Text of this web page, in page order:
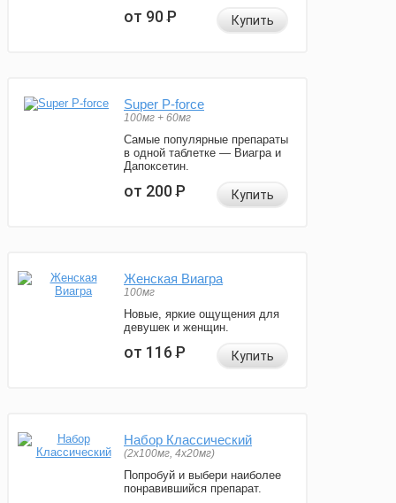
от 90Р Купить
Super P-force
100мг + 60мг
Самые популярные препараты
в одной таблетке — Виагра и
Дапоксетин.
от 200Р Купить
Женская Виагра
100мг
Новые, яркие ощущения для
девушек и женщин.
от 116Р Купить
Набор Классический
(2x100мг, 4x20мг)
Попробуй и выбери наиболее
понравившийся препарат.